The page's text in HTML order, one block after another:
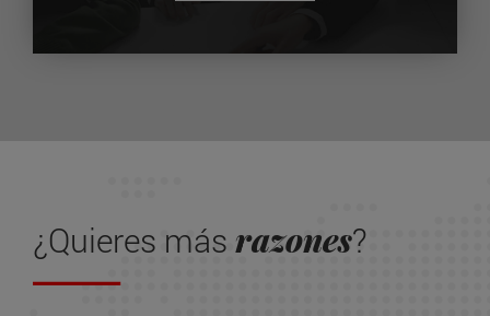
¿Quieres más razones?